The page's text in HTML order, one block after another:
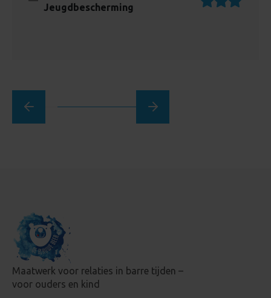
Jeugdbescherming
Maatwerk voor relaties in barre tijden –
voor ouders en kind